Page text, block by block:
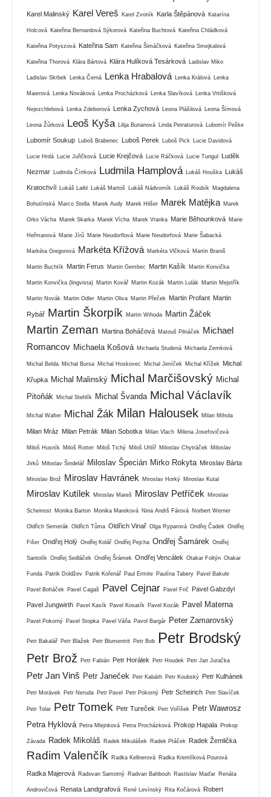
Karel Malinský Karel Vereš Karel Zvoník Karla Štěpánová Katarína
Holcová Kateřina Bernardová Sýkorová Kateřina Buchtová Kateřina Chládková
Kateřina Potyszová Kateřina Sam Kateřina Šimáčková Kateřina Smejkalová
Kateřina Thorová Klára Bártová Klára Hulíková Tesárková Ladislav Miko
Ladislav Skrbek Lenka Černá Lenka Hrabalová Lenka Králová Lenka
Maierová Lenka Nováková Lenka Procházková Lenka Slavíková Lenka Vrtišková
Nejezchlebová Lenka Zdeborová Lenka Zychová Leona Plášilová Leona Šímová
Leona Žůrková Leoš Kyša Lilija Burianová Linda Petraturová Lubomír Peške
Lubomír Soukup Luboš Brabenec Luboš Perek Luboš Pick Lucie Davidová
Lucie Hrdá Lucie Juřičková Lucie Krejčová Lucie Ráčková Lucie Tungul Luděk
Nezmar Ludmila Čírtková Ludmila Hamplová Lukáš Houška Lukáš
Kratochvíl Lukáš Laibl Lukáš Martoš Lukáš Nádvorník Lukáš Roubík Magdalena
Bohutínská Marco Stella Marek Audy Marek Hilšer Marek Matějka Marek
Orko Vácha Marek Skarka Marek Vícha Marek Vranka Marie Běhounková Marie
Heřmanová Marie Jírů Marie Neudorflová Marie Neudorfová Marie Šabacká
Markéta Gregorová Markéta Křížová Markéta Vlčková Martin Braniš
Martin Buchtík Martin Ferus Martin Gembec Martin Kašík Martin Konvička
Martin Konvička (lingvista) Martin Kovář Martin Kozák Martin Lulák Martin Mejstřík
Martin Novák Martin Odler Martin Oliva Martin Přeček Martin Profant Martin
Rybář Martin Škorpík Martin Wihoda Martin Žáček
Martin Zeman Martina Boháčová Matouš Pilnáček
Michael
Romancov Michaela Košová Michaela Studená Michaela Zemková
Michal Belda Michal Bursa Michal Hoskovec Michal Jeníček Michal Křížek Michal
Křupka Michal Malinský Michal Marčišovský Michal
Pitoňák
Michal Stehlík Michal Švanda Michal Václavík
Michal Walter Michal Žák Milan Halousek Milan Mihola
Milan Mráz Milan Petrák Milan Sobotka Milan Vlach Milena Josefovičová
Miloš Husník Miloš Rotter Miloš Tichý Miloš Uhlíř Miloslav Chytráček Miloslav
Jirků Miloslav Šindelář Miloslav Špecián Mirko Rokyta Miroslav Bárta
Miroslav Brož Miroslav Havránek Miroslav Horký Miroslav Kutal
Miroslav Kutílek Miroslav Mareš Miroslav Petříček Miroslav
Scheinost Monika Barton Monika Mareková Nina Andrš Fárová Norbert Werner
Oldřich Semerák Oldřich Tůma Oldřich Vinař Olga Ryparová Ondřej Čadek Ondřej
Fišer Ondřej Holý Ondřej Kolář Ondřej Pejcha Ondřej Šamárek Ondřej
Santolík Ondřej Sedláček Ondřej Šrámek Ondřej Vencálek Otakar Foltýn Otakar
Funda Patrik Doldžev Patrik Kořenář Paul Ermite Paulína Tabery Pavel Bakule
Pavel Boháček Pavel Cagaš Pavel Cejnar Pavel Frič Pavel Gabzdyl
Pavel Jungwirth Pavel Kasík Pavel Kosatík Pavel Kozák Pavel Materna
Pavel Pokorný Pavel Stopka Pavel Váňa Pavol Bargár Peter Zamarovský
Petr Bakalář Petr Blažek Petr Blumentrit Petr Bob Petr Brodský
Petr Brož Petr Fabián Petr Horálek Petr Houdek Petr Jan Juračka
Petr Jan Vinš Petr Janeček Petr Kabáth Petr Koubský Petr Kulhánek
Petr Morávek Petr Neruda Petr Pavel Petr Pokorný Petr Scheirich Petr Slavíček
Petr Tolar Petr Tomek Petr Tureček Petr Voříšek
Petr Wawrosz
Petra Hyklová Petra Mlejnková Petra Procházková Prokop Hapala Prokop
Závada Radek Mikoláš Radek Mikulášek Radek Ptáček Radek Žemlička
Radim Valenčík Radka Kellnerová Radka Kremlíková Pourová
Radka Majerová Radovan Samotný Radvan Bahbouh Rastislav Maďar Renáta
Androvičová Renata Landgrafová René Levínský Rita Kočárová Robert